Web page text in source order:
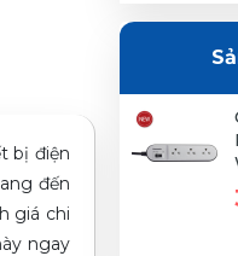
bị điện
đến
giá chi
ngay